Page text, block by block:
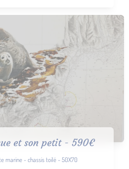
et son petit - 590€
marine - chassis toilé - 50X70